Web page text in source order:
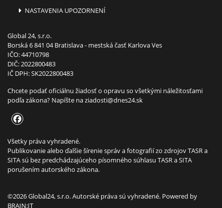
NASTAVENIA UPOZORNENÍ
Global 24, s.r.o.
Borská 6 841 04 Bratislava - mestská časť Karlova Ves
IČO: 44710798
DIČ: 2022800483
IČ DPH: SK2022800483
Chcete podať oficiálnu žiadosť o opravu so všetkými náležitosťami
podľa zákona? Napíšte naziadosti@dnes24.sk
Všetky práva vyhradené.
Publikovanie alebo ďalšie šírenie správ a fotografií zo zdrojov TASR a
SITA sú bez predchádzajúceho písomného súhlasu TASR a SITA
porušením autorského zákona.
©2026 Global24, s.r.o. Autorské práva sú vyhradené. Powered by
BRAIN:IT